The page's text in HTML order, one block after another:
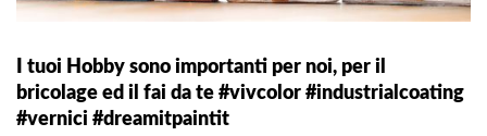
I tuoi Hobby sono importanti per noi, per il
bricolage ed il fai da te #vivcolor #industrialcoating
#vernici #dreamitpaintit